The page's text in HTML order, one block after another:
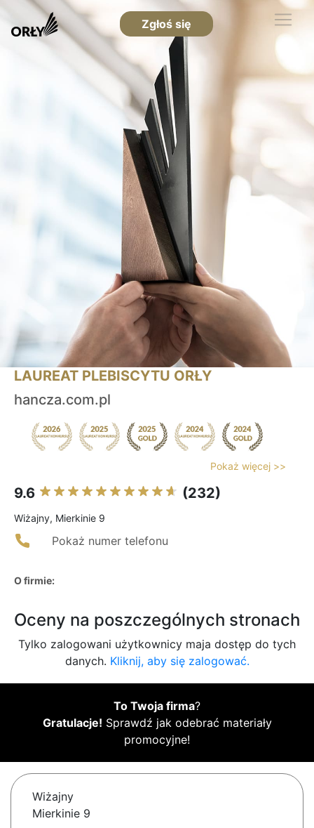
Zgłoś się
LAUREAT PLEBISCYTU ORŁY
hancza.com.pl
Pokaż więcej >>
9.6 (232)
Wiżajny, Mierkinie 9
Pokaż numer telefonu
O firmie:
Oceny na poszczególnych stronach
Tylko zalogowani użytkownicy maja dostęp do tych
danych. Kliknij, aby się zalogować.
To Twoja firma?
Gratulacje! Sprawdź jak odebrać materiały
promocyjne!
Wiżajny
Mierkinie 9